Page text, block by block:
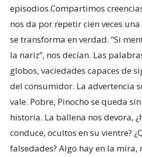
episodios.Compartimos
nos da por repetir cien veces
se transforma en verdad. “Si
la nariz”, nos decían. Las
globos, vaciedades capaces de
del consumidor. La advertencia
vale. Pobre, Pinocho se queda
historia. La ballena nos devora,
conduce, ocultos en su vientre?
falsedades? Algo hay en la mira,